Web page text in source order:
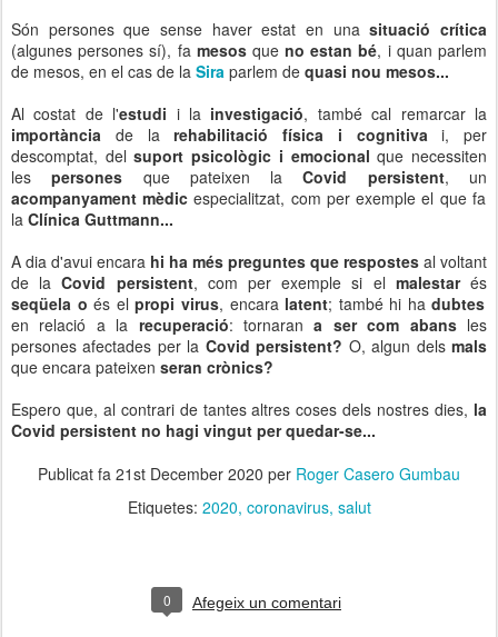
Són persones que sense haver estat en unasituació crítica
(algunes persones sí), fa mesos queno estan bé, i quan parlem
de mesos, en el cas de la Sira parlem de quasi nou mesos...
Al costat de l'estudi i la investigació, també cal remarcar la
importància de larehabilitació física i cognitivai, per
descomptat, delsuport psicològic i emocionalque necessiten
les persones que pateixen laCovid persistent, un
acompanyament mèdicespecialitzat, com per exemple el que fa
la Clínica Guttmann...
A dia d'avui encara hi ha més preguntes que respostes al voltant
de laCovid persistent, com per exemple si el malestarés
seqüela o és elpropi virus, encaralatent; també hi hadubtes
en relació a la recuperació: tornaran a ser com abansles
persones afectades per la Covid persistent? O, algun delsmals
que encara pateixen seran crònics?
Espero que, al contrari de tantes altres coses dels nostres dies, la
Covid persistent no hagi vingut per quedar-se...
Publicat fa 21st December 2020 per Roger Casero Gumbau
Etiquetes: 2020 coronavirus salut
0 Afegeix un comentari